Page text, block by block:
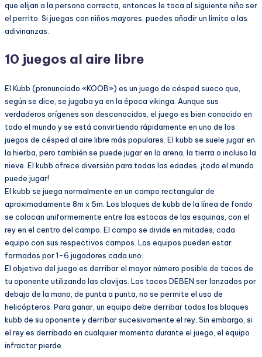
que elijan a la persona correcta, entonces le toca al siguiente niño ser
el perrito. Si juegas con niños mayores, puedes añadir un límite a las
adivinanzas.
10 juegos al aire libre
El Kubb (pronunciado «KOOB») es un juego de césped sueco que,
según se dice, se jugaba ya en la época vikinga. Aunque sus
verdaderos orígenes son desconocidos, el juego es bien conocido en
todo el mundo y se está convirtiendo rápidamente en uno de los
juegos de césped al aire libre más populares. El kubb se suele jugar en
la hierba, pero también se puede jugar en la arena, la tierra o incluso la
nieve. El kubb ofrece diversión para todas las edades, ¡todo el mundo
puede jugar!
El kubb se juega normalmente en un campo rectangular de
aproximadamente 8m x 5m. Los bloques de kubb de la línea de fondo
se colocan uniformemente entre las estacas de las esquinas, con el
rey en el centro del campo. El campo se divide en mitades, cada
equipo con sus respectivos campos. Los equipos pueden estar
formados por 1-6 jugadores cada uno.
El objetivo del juego es derribar el mayor número posible de tacos de
tu oponente utilizando las clavijas. Los tacos DEBEN ser lanzados por
debajo de la mano, de punta a punta, no se permite el uso de
helicópteros. Para ganar, un equipo debe derribar todos los bloques
kubb de su oponente y derribar sucesivamente el rey. Sin embargo, si
el rey es derribado en cualquier momento durante el juego, el equipo
infractor pierde.